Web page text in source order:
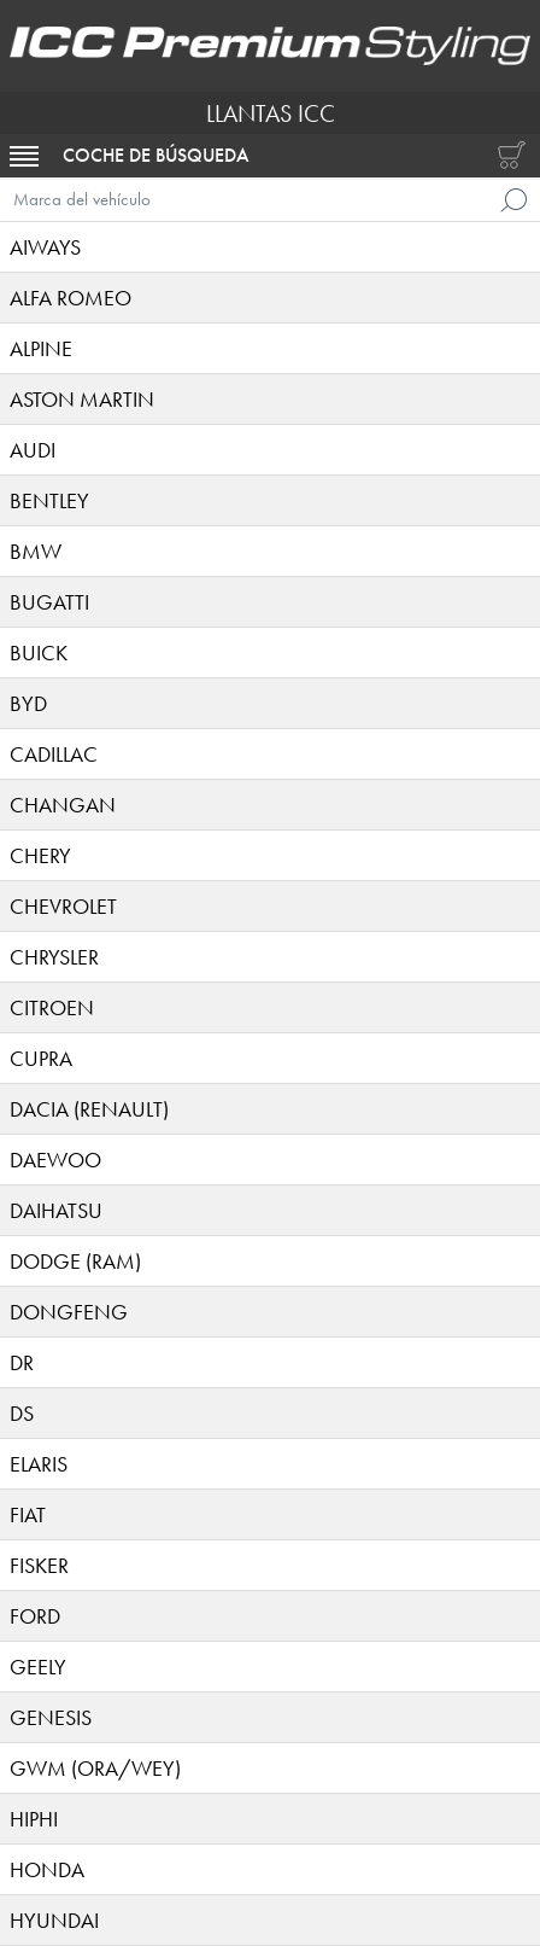
LLANTAS ICC
ACTIVAR NAVEGACIÓN
COCHE DE BÚSQUEDA
Marca del vehículo
AIWAYS
ALFA ROMEO
ALPINE
ASTON MARTIN
AUDI
BENTLEY
BMW
BUGATTI
BUICK
BYD
CADILLAC
CHANGAN
CHERY
CHEVROLET
CHRYSLER
CITROEN
CUPRA
DACIA (RENAULT)
DAEWOO
DAIHATSU
DODGE (RAM)
DONGFENG
DR
DS
ELARIS
FIAT
FISKER
FORD
GEELY
GENESIS
GWM (ORA/WEY)
HIPHI
HONDA
HYUNDAI